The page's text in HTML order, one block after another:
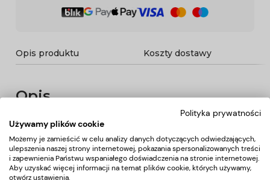
Opis produktu Koszty dostawy
Opis
Kartacz wykonany w 100% ze szczeciny dzika! Szczotka do
brody i wąsów to produkt, który powinien mieć każdy
brodaty mężczyzna. Idealnie sprawdza się w trakcie
codziennej pielęgnacji przy rozczesywaniu brody i
nadawaniu perfekcyjnego kształtu.
Polityka prywatności
Używamy plików cookie
Możemy je zamieścić w celu analizy danych dotyczących odwiedzających,
ulepszenia naszej strony internetowej, pokazania spersonalizowanych treści
i zapewnienia Państwu wspaniałego doświadczenia na stronie internetowej.
Aby uzyskać więcej informacji na temat plików cookie, których używamy,
otwórz ustawienia.